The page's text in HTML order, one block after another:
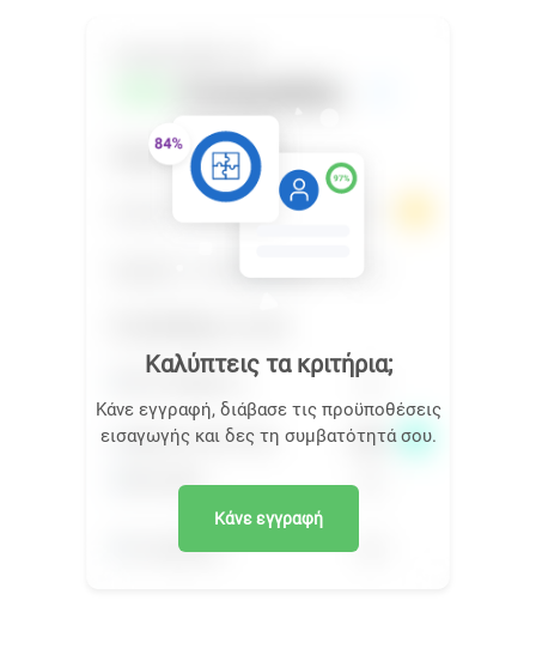
Καλύπτεις τα κριτήρια;
Κάνε εγγραφή, διάβασε τις προϋποθέσεις
εισαγωγής και δες τη συμβατότητά σου.
Κάνε εγγραφή